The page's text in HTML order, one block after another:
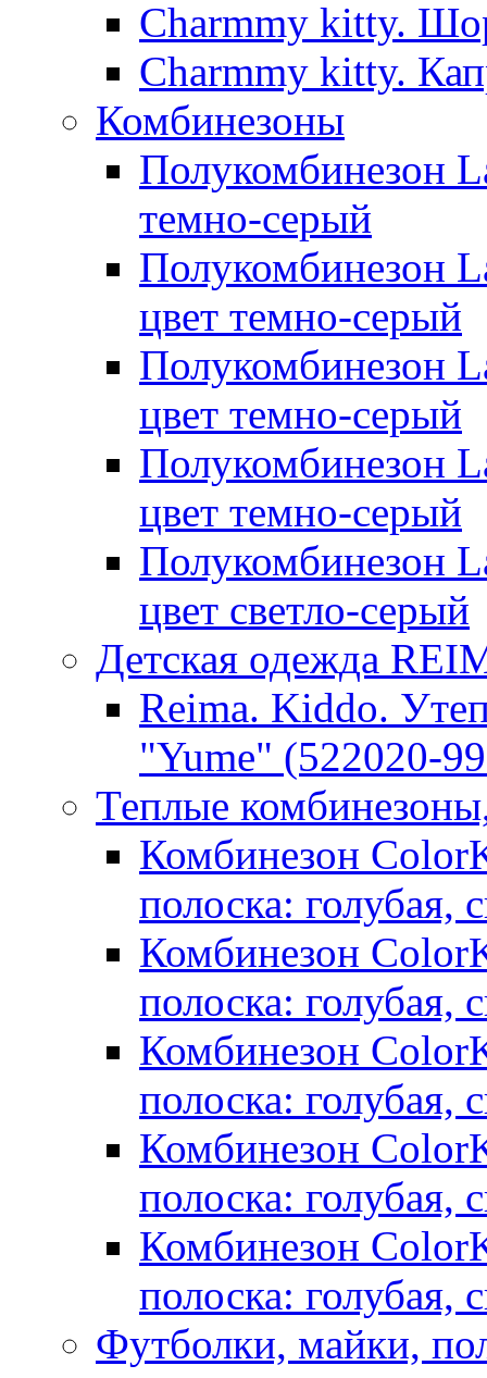
Charmmy kitty.
Charmmy kitty.
Комбинезоны
Полукомбинезон
темно-серый
Полукомбинезон
цвет темно-серый
Полукомбинезон
цвет темно-серый
Полукомбинезон
цвет темно-серый
Полукомбинезон
цвет светло-серый
Детская одежда
Reima. Kiddo.
"Yume" (522020-
Теплые
Комбинезон
полоска: голубая,
Комбинезон
полоска: голубая,
Комбинезон
полоска: голубая,
Комбинезон
полоска: голубая,
Комбинезон
полоска: голубая,
Футболки, майки,